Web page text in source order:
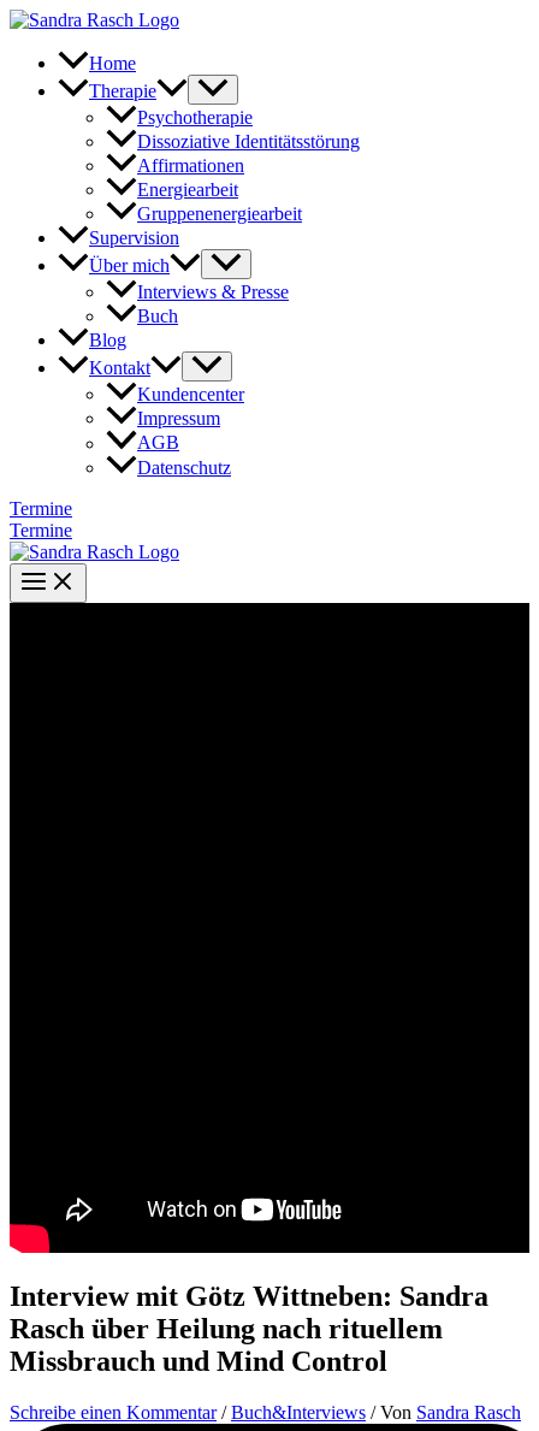
Zum
springen
Home
Therapie
Psychotherapie
Dissoziative Identitätsstörung
Affirmationen
Energiearbeit
Gruppenenergiearbeit
Supervision
Über mich
Interviews & Presse
Buch
Blog
Kontakt
Kundencenter
Impressum
AGB
Datenschutz
Termine
Termine
Interview mit Götz Wittneben: Sandra
Rasch über Heilung nach rituellem
Missbrauch und Mind Control
Schreibe einen Kommentar /Buch&Interviews / Von Sandra Rasch